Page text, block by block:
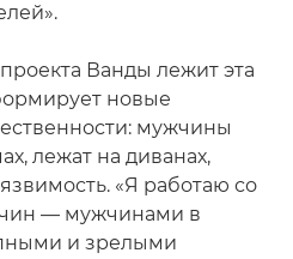
Ванды лежит эта
новые
мужчины
лежат на диванах,
«Я работаю со
— мужчинами в
и зрелыми